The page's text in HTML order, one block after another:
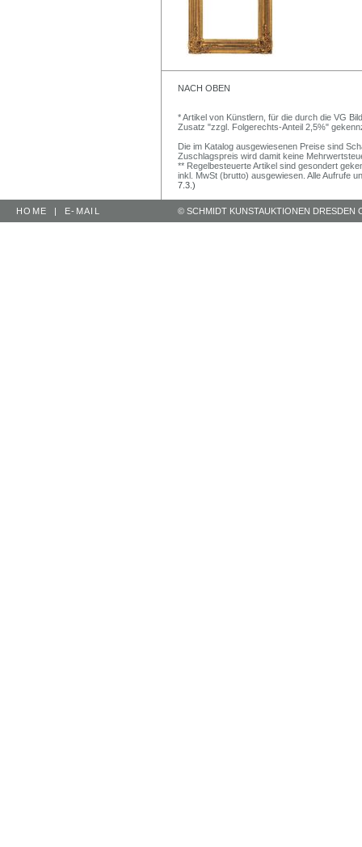
NACH OBEN
* Artikel von Künstlern, für die durch die VG
Zusatz "zzgl. Folgerechts-Anteil 2,5%"
Die im Katalog ausgewiesenen Preise sind
Zuschlagspreis wird damit keine
** Regelbesteuerte Artikel sind gesondert
inkl. MwSt (brutto) ausgewiesen. Alle Aufrufe
7.3.)
HOME | E-MAIL © SCHMIDT KUNSTAUKTIONEN DRESDEN